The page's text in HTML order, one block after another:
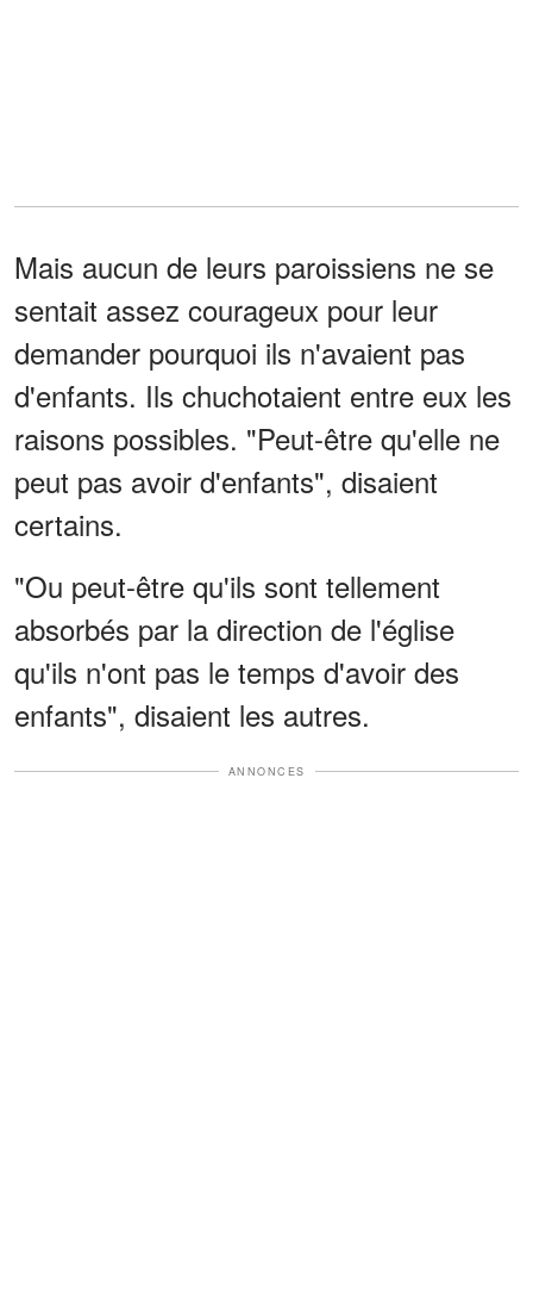
Mais aucun de leurs paroissiens ne se
sentait assez courageux pour leur
demander pourquoi ils n'avaient pas
d'enfants. Ils chuchotaient entre eux les
raisons possibles. "Peut-être qu'elle ne
peut pas avoir d'enfants", disaient
certains.
"Ou peut-être qu'ils sont tellement
absorbés par la direction de l'église
qu'ils n'ont pas le temps d'avoir des
enfants", disaient les autres.
ANNONCES